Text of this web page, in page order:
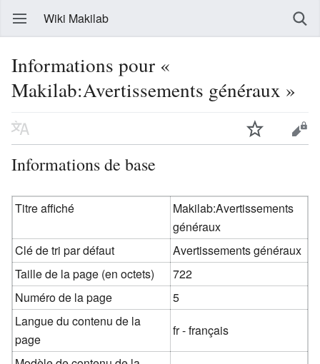
Wiki Makilab
Informations pour «
Makilab:Avertissements généraux »
Informations de base
Titre affiché
Makilab:Avertissements
généraux
Clé de tri par défaut
Avertissements généraux
Taille de la page (en octets)
722
Numéro de la page
5
Langue du contenu de la
page
fr - français